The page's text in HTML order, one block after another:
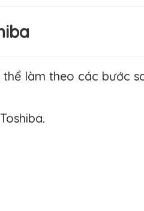
làm theo các bước
Toshiba.